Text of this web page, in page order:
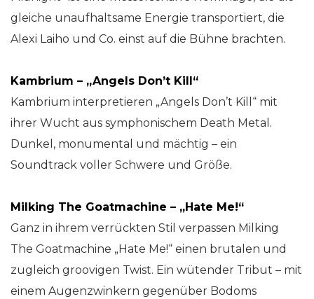
gleiche unaufhaltsame Energie transportiert, die
Alexi Laiho und Co. einst auf die Bühne brachten.
Kambrium – „Angels Don’t Kill“
Kambrium interpretieren „Angels Don’t Kill“ mit
ihrer Wucht aus symphonischem Death Metal.
Dunkel, monumental und mächtig – ein
Soundtrack voller Schwere und Größe.
Milking The Goatmachine – „Hate Me!“
Ganz in ihrem verrückten Stil verpassen Milking
The Goatmachine „Hate Me!“ einen brutalen und
zugleich groovigen Twist. Ein wütender Tribut – mit
einem Augenzwinkern gegenüber Bodoms